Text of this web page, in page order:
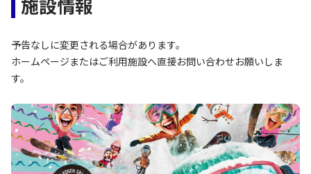
施設情報
予告なしに変更される場合があります。
ホームページまたはご利用施設へ直接お問い合わせお願いしま
す。